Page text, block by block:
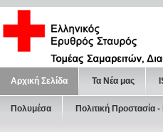
Αρχική Σελίδα Τα Νέα μας
Πολυμέσα Πολιτική Προστασία